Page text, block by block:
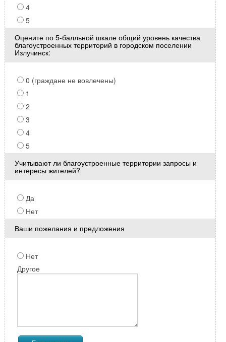
4
5
Оцените по 5-балльной шкале общий уровень качества
благоустроенных территорий в городском поселении
Излучинск:
0 (граждане не вовлечены)
1
2
3
4
5
Учитывают ли благоустроенные территории запросы и
интересы жителей?
Да
Нет
Ваши пожелания и предложения
Нет
Другое